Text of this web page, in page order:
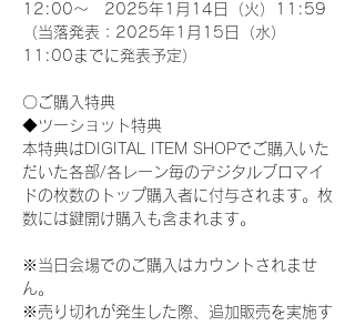
12:00～　2025年1月14日（火）11:59
（当落発表：2025年1月15日（水）
11:00までに発表予定）
〇ご購入特典
◆ツーショット特典
本特典はDIGITAL ITEM SHOPでご購入いた
だいた各部/各レーン毎のデジタルブロマイ
ドの枚数のトップ購入者に付与されます。枚
数には鍵開け購入も含まれます。
※当日会場でのご購入はカウントされませ
ん。
※売り切れが発生した際、追加販売を実施す